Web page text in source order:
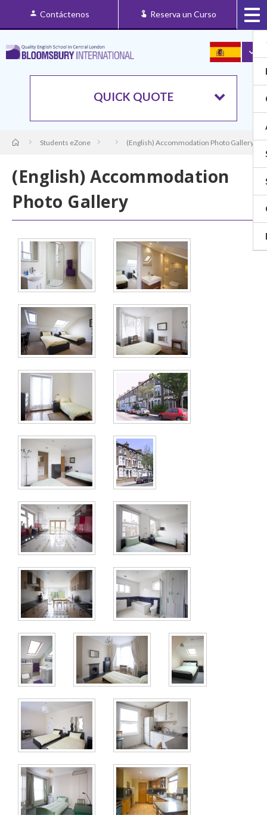
Contáctenos Reserva un Curso
QUICK QUOTE
Students eZone (English) Accommodation Photo Gallery
(English) Accommodation
Photo Gallery